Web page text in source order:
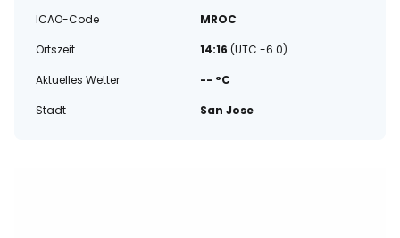
ICAO-Code
MROC
Ortszeit
14:16 (UTC -6.0)
Aktuelles Wetter
-- °C
Stadt
San Jose